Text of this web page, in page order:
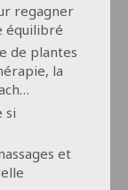
regagner
équilibré
de plantes
la
si
et